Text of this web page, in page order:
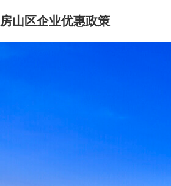
房山区企业优惠政策